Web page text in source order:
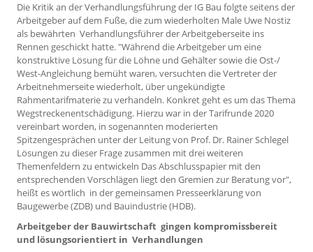
Die Kritik an der Verhandlungsführung der IG Bau folgte seitens der
Arbeitgeber auf dem Fuße, die zum wiederholten Male Uwe Nostiz
als bewährten Verhandlungsführer der Arbeitgeberseite ins
Rennen geschickt hatte. "Während die Arbeitgeber um eine
konstruktive Lösung für die Löhne und Gehälter sowie die Ost-/
West-Angleichung bemüht waren, versuchten die Vertreter der
Arbeitnehmerseite wiederholt, über ungekündigte
Rahmentarifmaterie zu verhandeln. Konkret geht es um das Thema
Wegstreckenentschädigung. Hierzu war in der Tarifrunde 2020
vereinbart worden, in sogenannten moderierten
Spitzengesprächen unter der Leitung von Prof. Dr. Rainer Schlegel
Lösungen zu dieser Frage zusammen mit drei weiteren
Themenfeldern zu entwickeln Das Abschlusspapier mit den
entsprechenden Vorschlägen liegt den Gremien zur Beratung vor",
heißt es wörtlich in der gemeinsamen Presseerklärung von
Baugewerbe (ZDB) und Bauindustrie (HDB).
Arbeitgeber der Bauwirtschaft gingen kompromissbereit
und lösungsorientiert in Verhandlungen